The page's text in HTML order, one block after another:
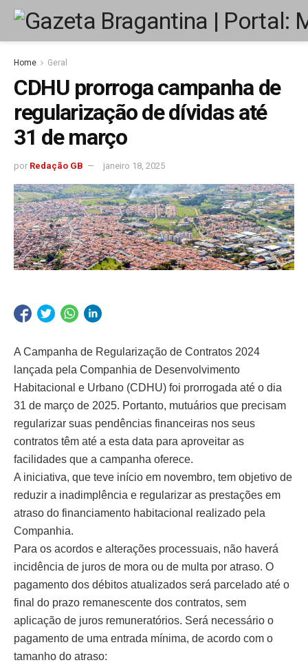
Home Geral
CDHU prorroga campanha de
regularização de dívidas até
31 de março
por Redação GB janeiro 18, 2025
A Campanha de Regularização de Contratos 2024
lançada pela Companhia de Desenvolvimento
Habitacional e Urbano (CDHU) foi prorrogada até o dia
31 de março de 2025. Portanto, mutuários que precisam
regularizar suas pendências financeiras nos seus
contratos têm até a esta data para aproveitar as
facilidades que a campanha oferece.
A iniciativa, que teve início em novembro, tem objetivo de
reduzir a inadimplência e regularizar as prestações em
atraso do financiamento habitacional realizado pela
Companhia.
Para os acordos e alterações processuais, não haverá
incidência de juros de mora ou de multa por atraso. O
pagamento dos débitos atualizados será parcelado até o
final do prazo remanescente dos contratos, sem
aplicação de juros remuneratórios. Será necessário o
pagamento de uma entrada mínima, de acordo com o
tamanho do atraso: